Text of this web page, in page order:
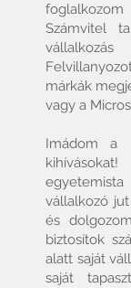
Számvitel
márkák
vagy a
Imádom a
vállalkozó
és
biztosítok
alatt saját
saját